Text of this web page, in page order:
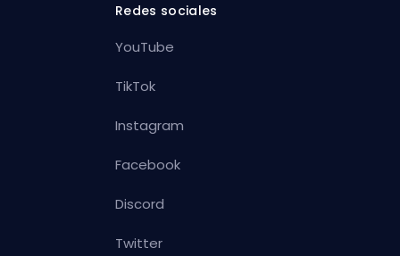
Redes sociales
YouTube
TikTok
Instagram
Facebook
Discord
Twitter